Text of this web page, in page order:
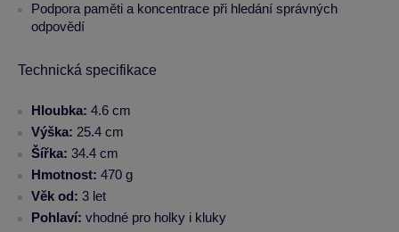
Podpora paměti a koncentrace při hledání správných
odpovědí
Technická specifikace
Hloubka: 4.6 cm
Výška: 25.4 cm
Šířka: 34.4 cm
Hmotnost: 470 g
Věk od: 3 let
Pohlaví: vhodné pro holky i kluky